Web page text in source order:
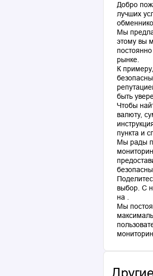
Добро
лучших
Мы
этому вы
рынке.
К
быть
Чтобы
валюту,
пункта и
Мы рады
выбор. С
на .
Мы